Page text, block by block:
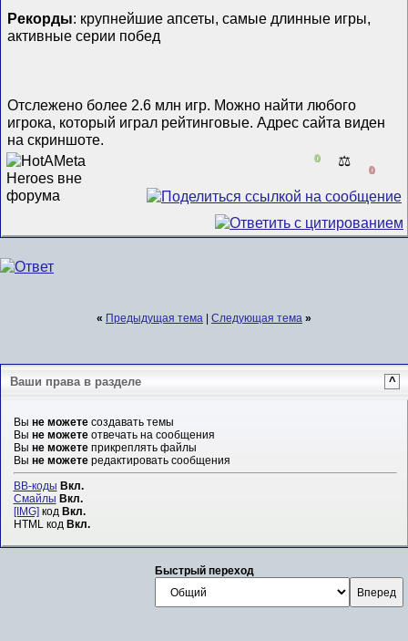
Рекорды: крупнейшие апсеты, самые длинные игры,
активные серии побед
Отслежено более 2.6 млн игр. Можно найти любого
игрока, который играл рейтинговые. Адрес сайта виден
на скриншоте.
0 ⚖️
0
« Предыдущая тема Следующая тема »
Ваши права в разделе ^
Вы не можетесоздавать темы
Вы не можетеотвечать на сообщения
Вы не можетеприкреплять файлы
Вы не можетередактировать сообщения
BB-коды Вкл.
Смайлы Вкл.
[IMG]код Вкл.
HTML код Вкл.
Быстрый переход